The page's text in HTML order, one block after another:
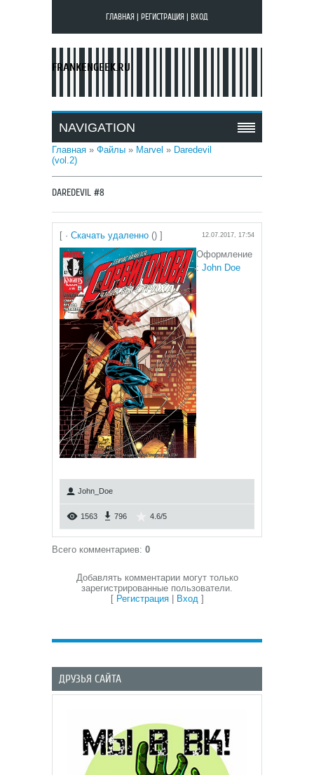
ГЛАВНАЯ РЕГИСТРАЦИЯ ВХОД
FRANKENGEEK.RU
NAVIGATION
Главная » Файлы » Marvel » Daredevil
(vol.2)
DAREDEVIL #8
[ · Скачать удаленно () ] 12.07.2017, 17:54
Оформление
: John Doe
John_Doe
1563 796 4.6/5
Всего комментариев: 0
Добавлять комментарии могут только
зарегистрированные пользователи.
[ Регистрация| Вход]
ДРУЗЬЯ САЙТА